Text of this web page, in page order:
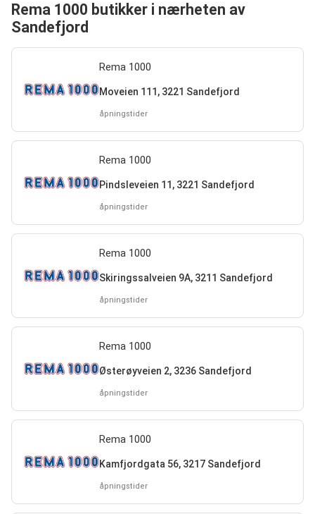
Rema 1000 butikker i nærheten av
Sandefjord
Rema 1000
Moveien 111, 3221 Sandefjord
åpningstider
Rema 1000
Pindsleveien 11, 3221 Sandefjord
åpningstider
Rema 1000
Skiringssalveien 9A, 3211 Sandefjord
åpningstider
Rema 1000
Østerøyveien 2, 3236 Sandefjord
åpningstider
Rema 1000
Kamfjordgata 56, 3217 Sandefjord
åpningstider